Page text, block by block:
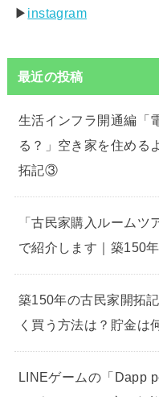
▶︎ instagram
最近の投稿
生活インフラ開通編「
る？」空き家を住める
拓記③
「古民家購入ルームツ
で紹介します｜築150
築150年の古民家開拓
く買う方法は？貯金は
LINEゲームの「Dapp